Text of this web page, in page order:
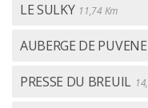
LE SULKY 11,74 Km
AUBERGE DE
PRESSE DU BREUIL